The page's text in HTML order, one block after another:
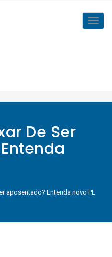
De Ser
aposentado? Entenda novo PL